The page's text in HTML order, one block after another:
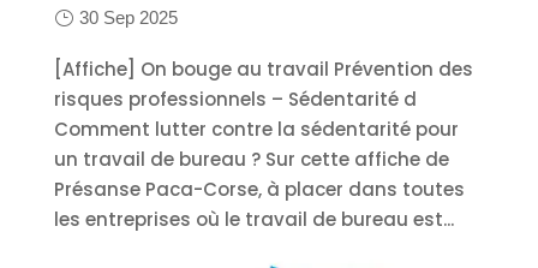
30 Sep 2025
[Affiche] On bouge au travail Prévention des
risques professionnels – Sédentarité d
Comment lutter contre la sédentarité pour
un travail de bureau ? Sur cette affiche de
Présanse Paca-Corse, à placer dans toutes
les entreprises où le travail de bureau est...